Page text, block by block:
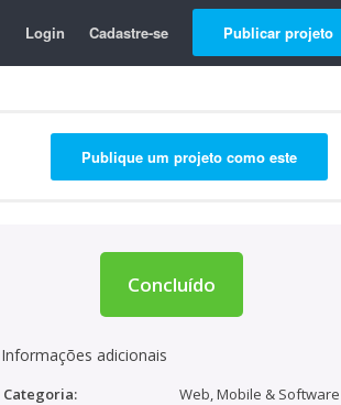
Login Cadastre-se Publicar projeto
Publique um projeto como este
Concluído
Informações adicionais
Categoria: Web, Mobile & Software